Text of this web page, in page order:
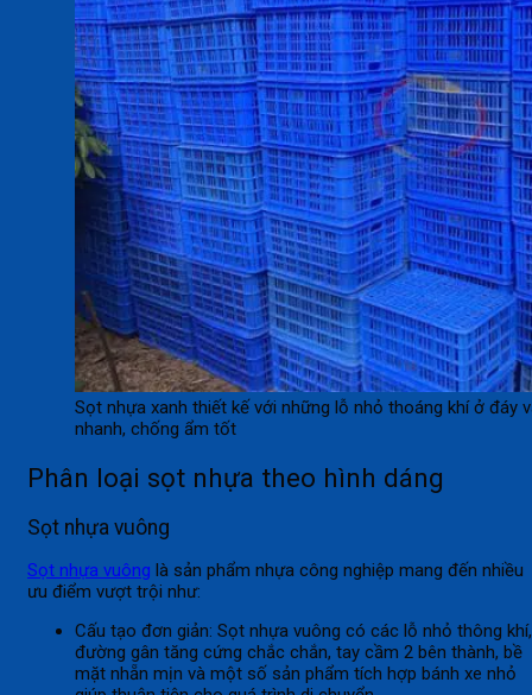
Sọt nhựa xanh thiết kế với những lỗ nhỏ thoáng khí ở đáy
nhanh, chống ẩm tốt
Phân loại sọt nhựa theo hình dáng
Sọt nhựa vuông
Sọt nhựa vuông là sản phẩm nhựa công nghiệp mang đến nhiều
ưu điểm vượt trội như:
Cấu tạo đơn giản: Sọt nhựa vuông có các lỗ nhỏ thông khí,
đường gân tăng cứng chắc chắn, tay cầm 2 bên thành, bề
mặt nhẵn mịn và một số sản phẩm tích hợp bánh xe nhỏ